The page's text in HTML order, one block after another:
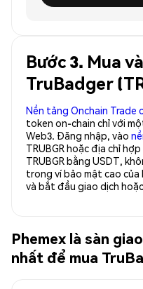
Bước 3. Mua
TruBadger
Nền tảng Onchain Trade
token on-chain chỉ với
Web3. Đăng nhập, vào
TRUBGR hoặc địa chỉ
TRUBGR bằng USDT,
trong ví bảo mật cao của
và bắt đầu giao dịch
Phemex là sàn
nhất để mua